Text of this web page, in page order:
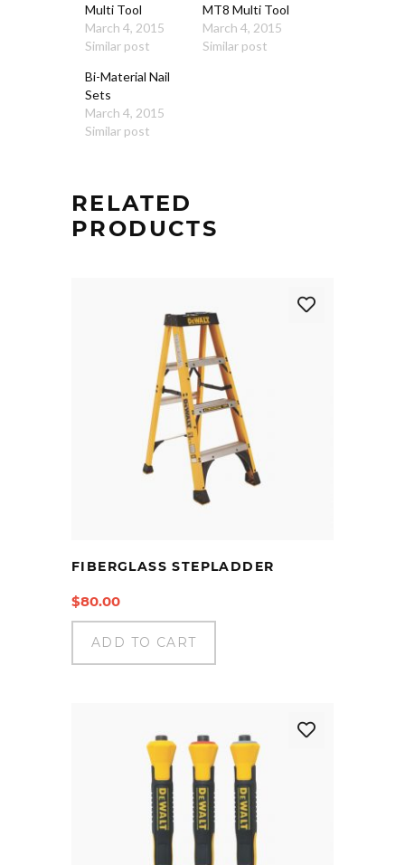
Multi Tool
March 4, 2015
Similar post
MT8 Multi Tool
March 4, 2015
Similar post
Bi-Material Nail
Sets
March 4, 2015
Similar post
RELATED
PRODUCTS
FIBERGLASS STEPLADDER
$80.00
ADD TO CART